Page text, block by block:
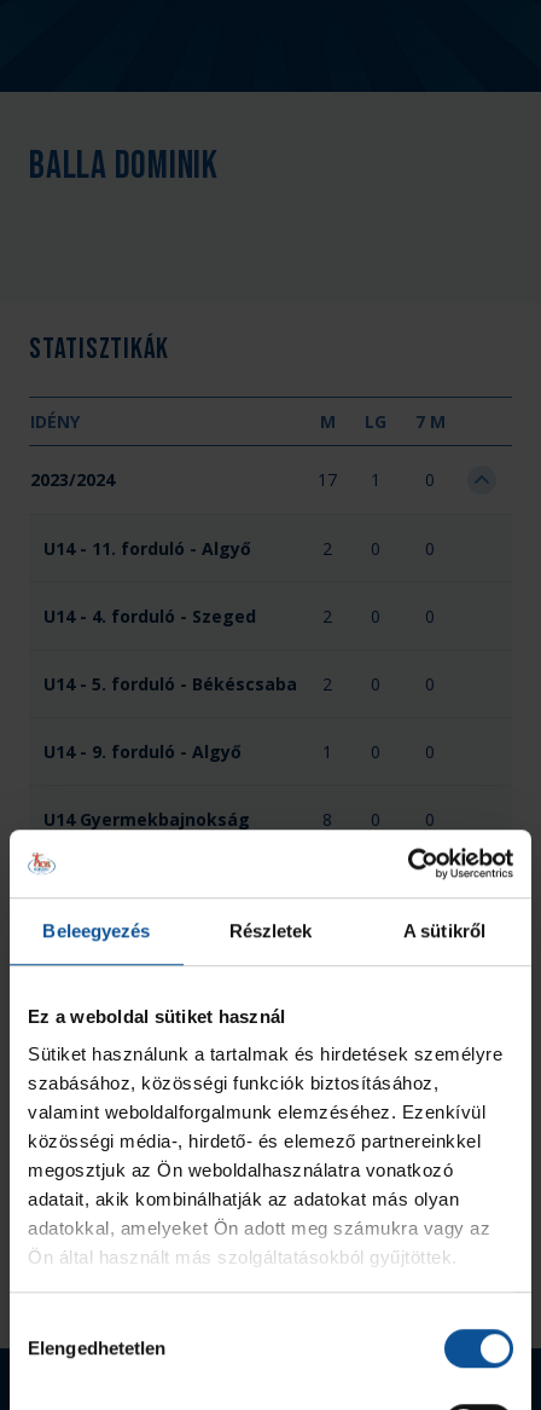
Beleegyezés Részletek A sütikről
Ez a weboldal sütiket használ
Sütiket használunk a tartalmak és hirdetések személyre
szabásához, közösségi funkciók biztosításához,
valamint weboldalforgalmunk elemzéséhez. Ezenkívül
közösségi média-, hirdető- és elemező partnereinkkel
megosztjuk az Ön weboldalhasználatra vonatkozó
adatait, akik kombinálhatják az adatokat más olyan
adatokkal, amelyeket Ön adott meg számukra vagy az
Ön által használt más szolgáltatásokból gyűjtöttek.
kiválasztása
Elengedhetetlen
Balla Dominik
Statisztikák
IDÉNY M LG 7 M
2023/2024 17 1 0
U14 - 11. forduló - Algyő 2 0 0
U14 - 4. forduló - Szeged 2 0 0
U14 - 5. forduló - Békéscsaba 2 0 0
U14 - 9. forduló - Algyő 1 0 0
U14 Gyermekbajnokság 8 0 0